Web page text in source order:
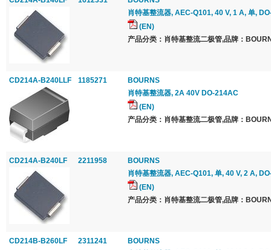
肖特基整流器, AEC-Q101, 40 V, 1 A, 单,
(EN)
产品分类：肖特基整流二极管,品牌：
CD214A-B240LLF 1185271
BOURNS
肖特基整流器, 2A 40V DO-214AC
(EN)
产品分类：肖特基整流二极管,品牌：
CD214A-B240LF 2211958
BOURNS
肖特基整流器, AEC-Q101, 单, 40 V, 2 A,
(EN)
产品分类：肖特基整流二极管,品牌：
CD214B-B260LF 2311241
BOURNS